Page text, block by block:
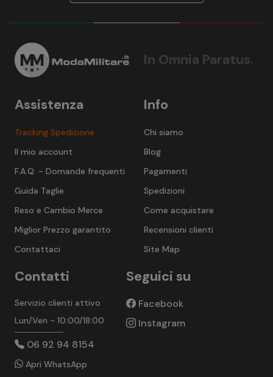
In Omnia Paratus.
Info
Chi siamo
Blog
Pagamenti
Spedizioni
Come acquistare
Recensioni clienti
Site Map
Assistenza
Tracking Spedizione
Il mio account
F.A.Q. - Domande frequenti
Guida Taglie
Reso e Cambio Merce
Miglior Prezzo garantito
Contattaci
Contatti
Servizio clienti attivo
Lun/Ven - 10:00/18:00
06 92 94 8154
Apri WhatsApp
Seguici su
Facebook
Instagram